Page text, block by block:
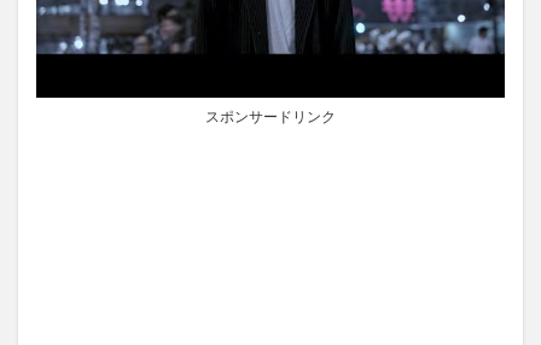
スポンサードリンク